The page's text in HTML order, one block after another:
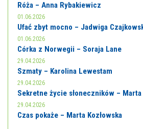
Róża – Anna Rybakiewicz
01.06.2026
Ufać zbyt mocno – Jadwiga
01.06.2026
Córka z Norwegii – Soraja Lane
29.04.2026
Szmaty – Karolina Lewestam
29.04.2026
Sekretne życie słoneczników –
29.04.2026
Czas pokaże – Marta Kozłowska